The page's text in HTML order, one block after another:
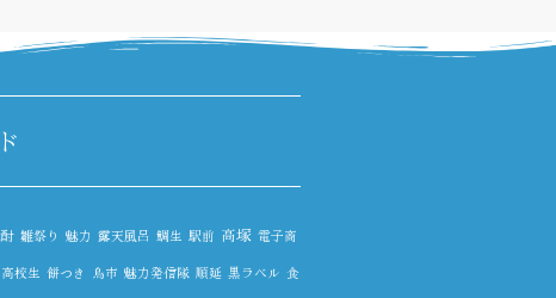
雛祭り 魅力 露天風呂 鯛生 駅前 高塚 電子商
高校生 餅つき 鳥市 魅力発信隊 順延 黒ラベル 食